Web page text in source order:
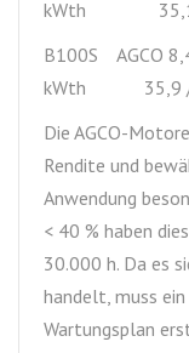
kWth 35,1 /
B100S
kWth 35,9 /
Die AGCO-
Rendite und
Anwendung
< 40 % haben
30.000 h. Da es
handelt, muss
Wartungsplan